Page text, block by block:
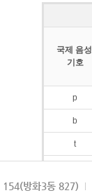
국제 음성
기호
p
b
t
k
154(방화3동 827)